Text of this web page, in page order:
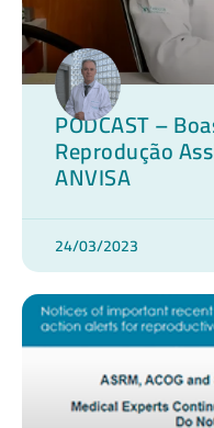
PODCAST –
Reprodução
ANVISA
24/03/2023